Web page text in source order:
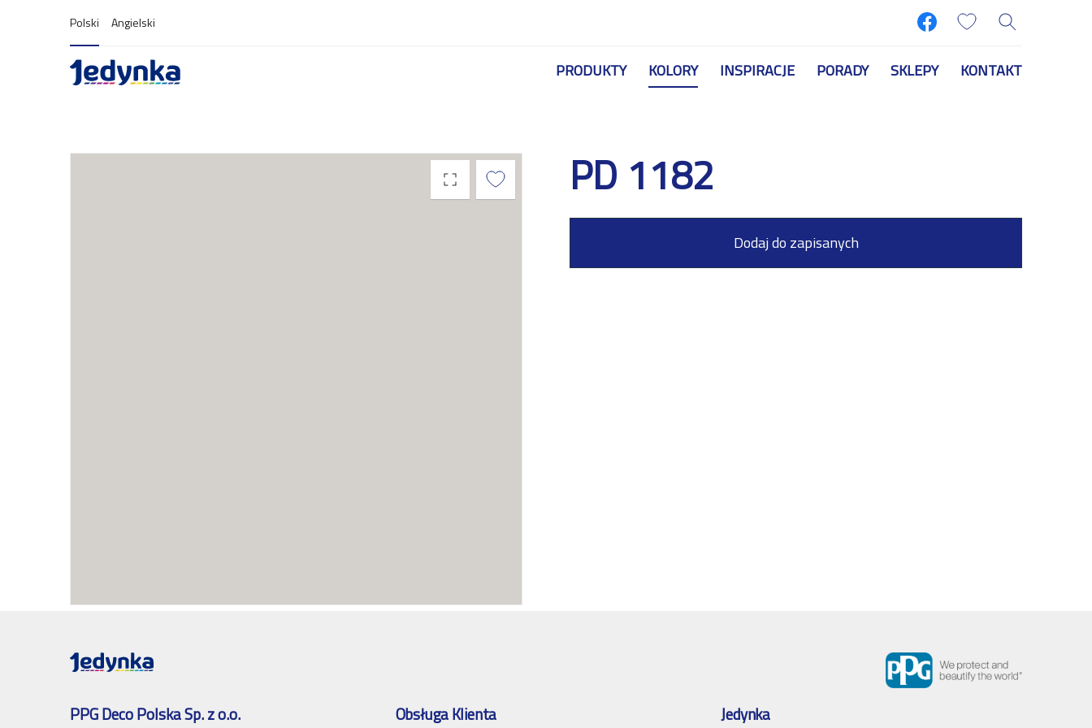
Polski Angielski
PRODUKTY KOLORY INSPIRACJE PORADY SKLEPY KONTAKT
PD 1182
Dodaj do zapisanych
PPG Deco Polska Sp. z o.o.
Obsługa Klienta Jedynka